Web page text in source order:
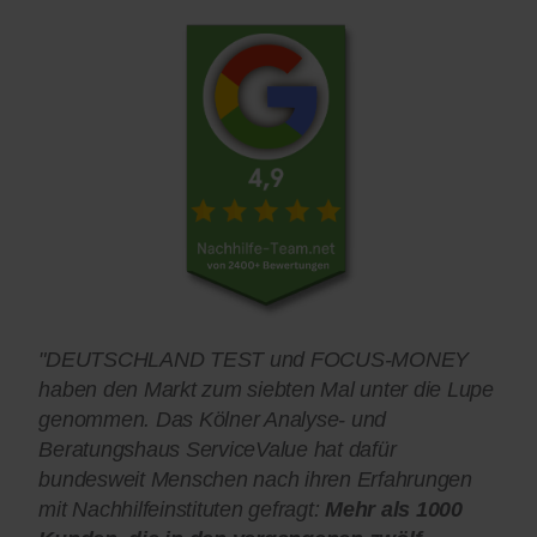
"DEUTSCHLAND TEST und FOCUS-MONEY
haben den Markt zum siebten Mal unter die Lupe
genommen. Das Kölner Analyse- und
Beratungshaus ServiceValue hat dafür
bundesweit Menschen nach ihren Erfahrungen
mit Nachhilfeinstituten gefragt: Mehr als 1000